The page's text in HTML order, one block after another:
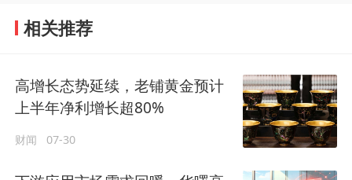
相关推荐
高增长态势延续，老铺黄金预计
上半年净利增长超80%
财闻 07-30